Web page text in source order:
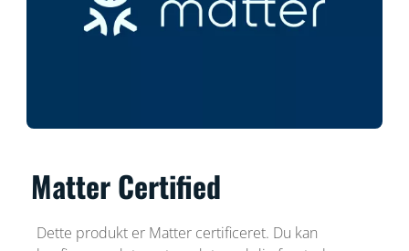
Matter Certified
Dette produkt er Matter certificeret. Du kan